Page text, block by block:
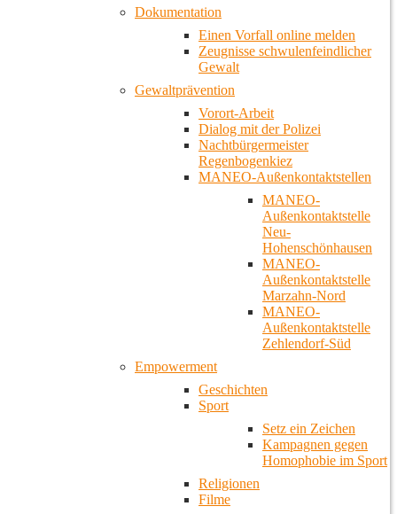
Dokumentation
Einen Vorfall online melden
Zeugnisse schwulenfeindlicher
Gewalt
Gewaltprävention
Vorort-Arbeit
Dialog mit der Polizei
Nachtbürgermeister
Regenbogenkiez
MANEO-Außenkontaktstellen
MANEO-
Außenkontaktstelle
Neu-
Hohenschönhausen
MANEO-
Außenkontaktstelle
Marzahn-Nord
MANEO-
Außenkontaktstelle
Zehlendorf-Süd
Empowerment
Geschichten
Sport
Setz ein Zeichen
Kampagnen gegen
Homophobie im Sport
Religionen
Filme